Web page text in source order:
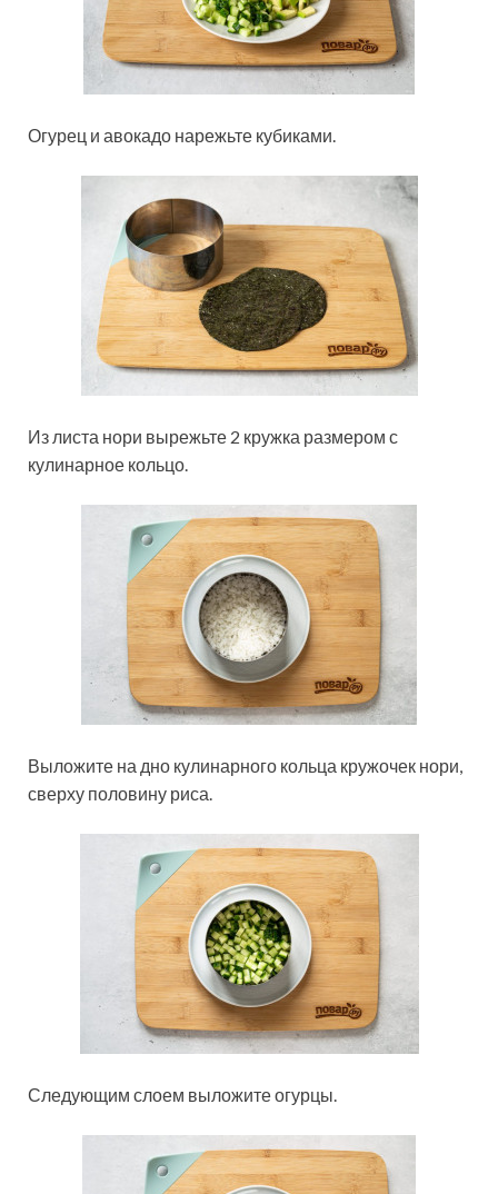
Огурец и авокадо нарежьте кубиками.
Из листа нори вырежьте 2 кружка размером с
кулинарное кольцо.
Выложите на дно кулинарного кольца кружочек нори,
сверху половину риса.
Следующим слоем выложите огурцы.